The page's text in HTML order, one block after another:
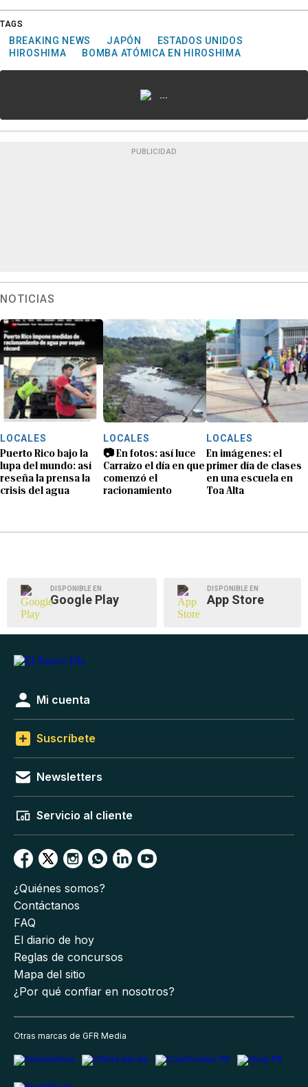
TAGS
BREAKING NEWS JAPÓN
ESTADOS UNIDOS
HIROSHIMA
BOMBA ATÓMICA EN HIROSHIMA
...
PUBLICIDAD
NOTICIAS
LOCALES
Puerto Rico bajo la
lupa del mundo: así
reseña la prensa la
crisis del agua
LOCALES
📷 En fotos: así luce
Carraízo el día en que
comenzó el
racionamiento
LOCALES
En imágenes: el
primer día de clases
en una escuela en
Toa Alta
DISPONIBLE EN
Google Play
DISPONIBLE EN
App Store
Mi cuenta
Suscríbete
Newsletters
Servicio al cliente
¿Quiénes somos?
Contáctanos
FAQ
El diario de hoy
Reglas de concursos
Mapa del sitio
¿Por qué confiar en nosotros?
Otras marcas de GFR Media